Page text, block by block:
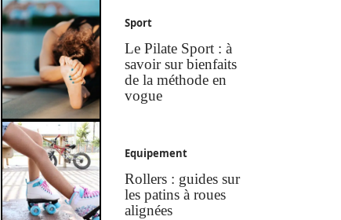
Sport
Le Pilate Sport : à
savoir sur bienfaits
de la méthode en
vogue
Equipement
Rollers : guides sur
les patins à roues
alignées